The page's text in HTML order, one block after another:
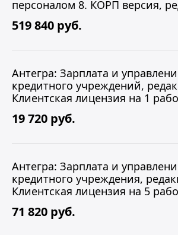
персоналом 8. КОРП версия,
519 840 руб.
Антегра: Зарплата и
кредитного учреждений,
Клиентская лицензия на 1
19 720 руб.
Антегра: Зарплата и
кредитного учреждения,
Клиентская лицензия на 5
71 820 руб.